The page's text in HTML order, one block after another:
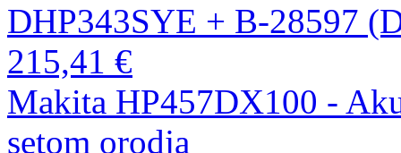
DHP343SYE + B-28597
215,41 €
Makita HP457DX100 -
setom orodja